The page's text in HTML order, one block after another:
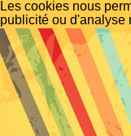
Les cookies nous
publicité ou d'analyse